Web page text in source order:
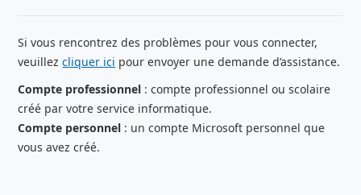
Si vous rencontrez des problèmes pour vous connecter,
veuillezcliquer ici pour envoyer une demande d’assistance.
Compte professionnel : compte professionnel ou scolaire
créé par votre service informatique.
Compte personnel : un compte Microsoft personnel que
vous avez créé.